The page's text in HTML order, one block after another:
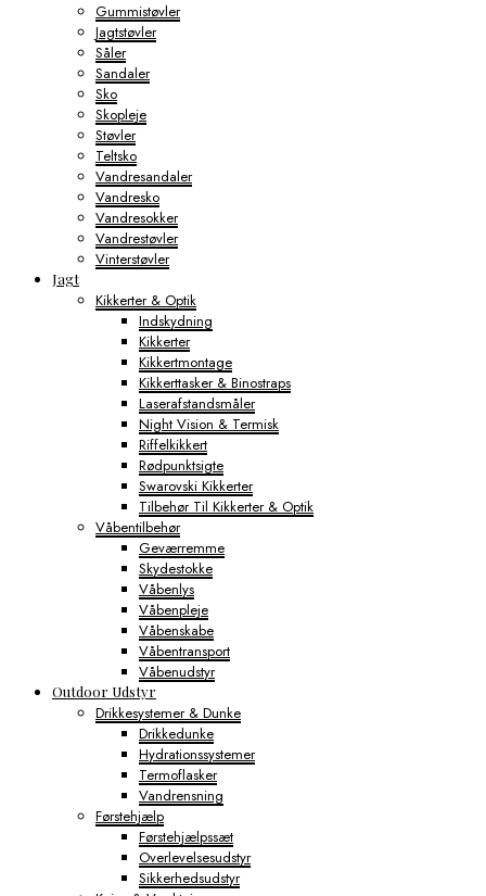
Gummistøvler
Jagtstøvler
Såler
Sandaler
Sko
Skopleje
Støvler
Teltsko
Vandresandaler
Vandresko
Vandresokker
Vandrestøvler
Vinterstøvler
Jagt
Kikkerter & Optik
Indskydning
Kikkerter
Kikkertmontage
Kikkerttasker & Binostraps
Laserafstandsmåler
Night Vision & Termisk
Riffelkikkert
Rødpunktsigte
Swarovski Kikkerter
Tilbehør Til Kikkerter & Optik
Våbentilbehør
Geværremme
Skydestokke
Våbenlys
Våbenpleje
Våbenskabe
Våbentransport
Våbenudstyr
Outdoor Udstyr
Drikkesystemer & Dunke
Drikkedunke
Hydrationssystemer
Termoflasker
Vandrensning
Førstehjælp
Førstehjælpssæt
Overlevelsesudstyr
Sikkerhedsudstyr